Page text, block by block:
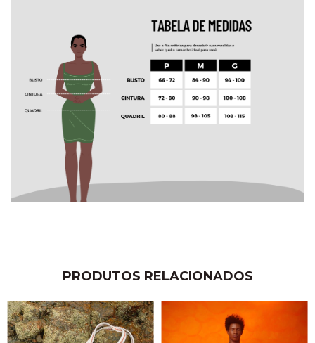
PRODUTOS RELACIONADOS